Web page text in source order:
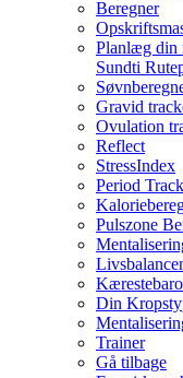
Beregner
Planlæg din
Sundti
Gravid
Ovulation
Reflect
StressIndex
Period
Pulszone
Din
Trainer
Gå tilbage